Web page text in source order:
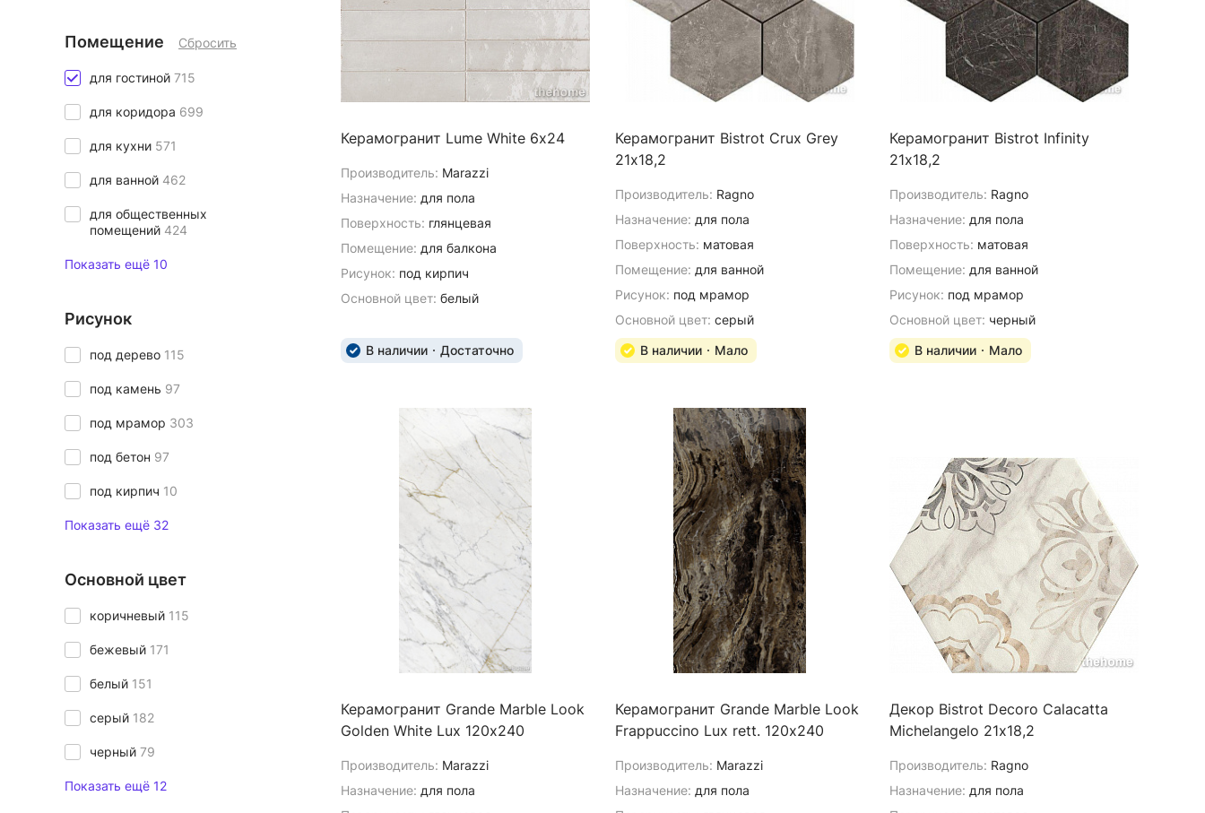
Помещение Сбросить
для гостиной 715
для коридора 699
для кухни 571
для ванной 462
для общественных
помещений 424
Показать ещё 10
Рисунок
под дерево 115
под камень 97
под мрамор 303
под бетон 97
под кирпич 10
Показать ещё 32
Основной цвет
коричневый 115
бежевый 171
белый 151
серый 182
черный 79
Показать ещё 12
Керамогранит Lume White 6х24
Производитель: Marazzi
Назначение: для пола
Поверхность: глянцевая
Помещение: для балкона
Рисунок: под кирпич
Основной цвет: белый
В наличии Достаточно
Керамогранит Bistrot Crux Grey
21х18,2
Производитель: Ragno
Назначение: для пола
Поверхность: матовая
Помещение: для ванной
Рисунок: под мрамор
Основной цвет: серый
В наличии
Мало
Керамогранит Bistrot Infinity
21х18,2
Производитель: Ragno
Назначение: для пола
Поверхность: матовая
Помещение: для ванной
Рисунок: под мрамор
Основной цвет: черный
В наличии
Мало
Керамогранит Grande Marble Look
Golden White Lux 120х240
Производитель: Marazzi
Назначение: для пола
Керамогранит Grande Marble Look
Frappuccino Lux rett. 120х240
Производитель: Marazzi
Назначение: для пола
Декор Bistrot Decoro Calacatta
Michelangelo 21х18,2
Производитель: Ragno
Назначение: для пола